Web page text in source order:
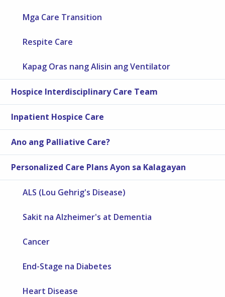
Mga Care Transition
Respite Care
Kapag Oras nang Alisin ang Ventilator
Hospice Interdisciplinary Care Team
Inpatient Hospice Care
Ano ang Palliative Care?
Personalized Care Plans Ayon sa Kalagayan
ALS (Lou Gehrig's Disease)
Sakit na Alzheimer's at Dementia
Cancer
End-Stage na Diabetes
Heart Disease